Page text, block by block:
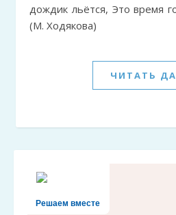
дождик льётся, Это время
(М. Ходякова)
ЧИТАТЬ
Решаем вместе